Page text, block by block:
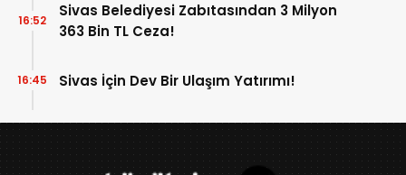
Sivas Belediyesi Zabıtasından 3 Milyon
363 Bin TL Ceza!
16:52
Sivas İçin Dev Bir Ulaşım Yatırımı!
16:45